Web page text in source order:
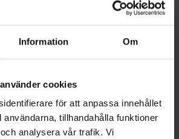
Information Om
cookies
för att anpassa innehållet
användarna, tillhandahålla funktioner
analysera vår trafik. Vi